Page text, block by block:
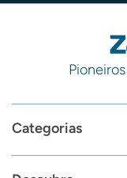
Categorias